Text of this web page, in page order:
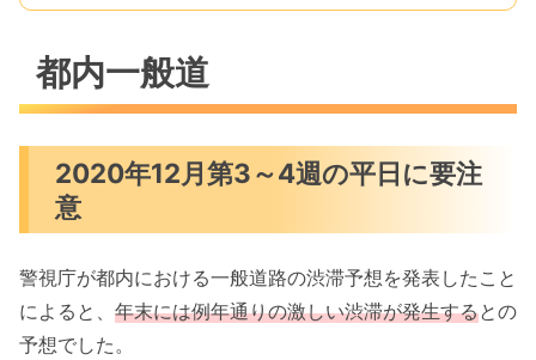
都内一般道
2020年12月第3～4週の平日に要注
意
警視庁が都内における一般道路の渋滞予想を発表したこと
によると、 年末には例年通りの激しい渋滞が発生するとの
予想でした。